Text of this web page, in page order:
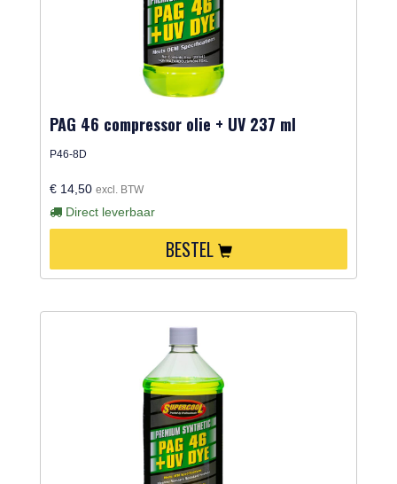
PAG 46 compressor olie + UV 237 ml
P46-8D
€ 14,50 excl. BTW
Direct leverbaar
BESTEL